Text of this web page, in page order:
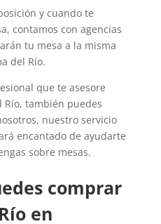
y cuando te
contamos con agencias
tu mesa a la misma
del Río.
que te asesore
Río, también puedes
nuestro servicio
encantado de ayudarte
sobre mesas.
comprar
en